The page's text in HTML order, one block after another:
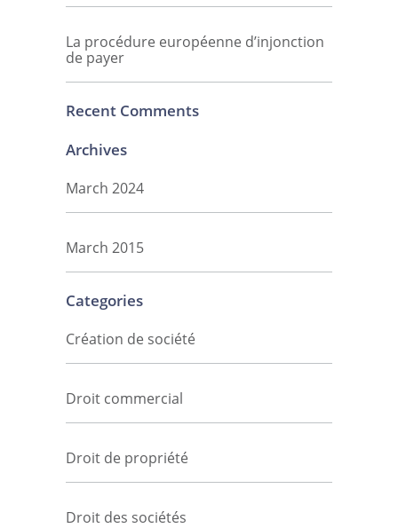
La procédure européenne d’injonction
de payer
Recent Comments
Archives
March 2024
March 2015
Categories
Création de société
Droit commercial
Droit de propriété
Droit des sociétés